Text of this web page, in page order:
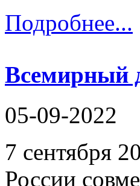
Подробнее...
Всемирный
05-09-2022
7 сентября
России